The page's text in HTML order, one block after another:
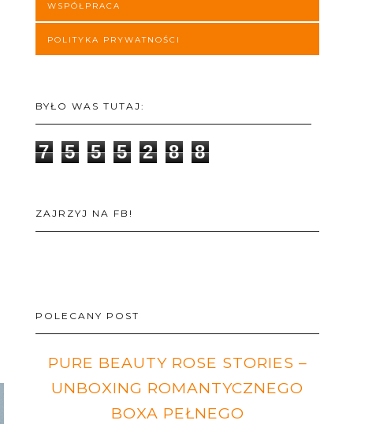
WSPÓŁPRACA
POLITYKA PRYWATNOŚCI
BYŁO WAS TUTAJ:
7 5 5 5 2 8 8
ZAJRZYJ NA FB!
POLECANY POST
PURE BEAUTY ROSE STORIES –
UNBOXING ROMANTYCZNEGO
BOXA PEŁNEGO